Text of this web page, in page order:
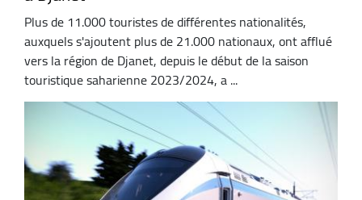
Plus de 11.000 touristes de différentes nationalités,
auxquels s'ajoutent plus de 21.000 nationaux, ont afflué
vers la région de Djanet, depuis le début de la saison
touristique saharienne 2023/2024, a ...